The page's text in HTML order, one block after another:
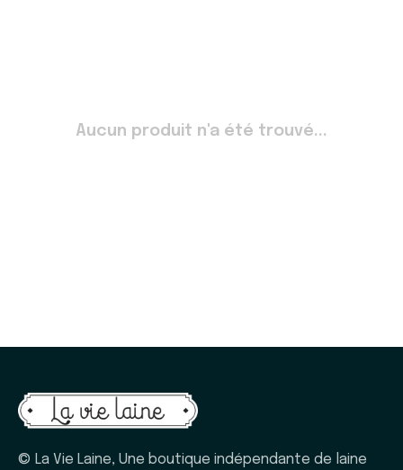
Aucun produit n'a été trouvé...
© La Vie Laine, Une boutique indépendante de laine